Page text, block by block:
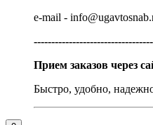
e-mail -
Прием заказов через
Быстро, удобно,